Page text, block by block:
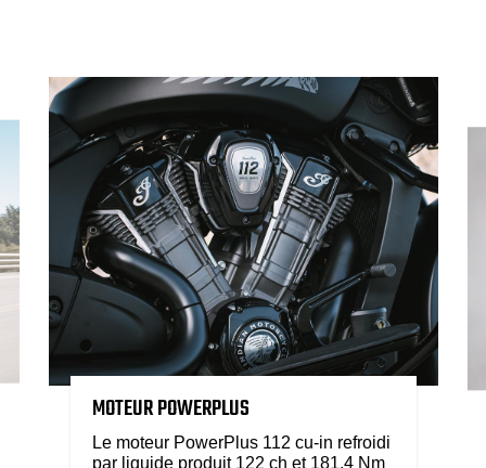
MOTEUR POWERPLUS
Le moteur PowerPlus 112 cu-in refroidi
par liquide produit 122 ch et 181,4 Nm